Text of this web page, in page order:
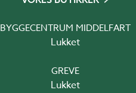
BYGGECENTRUM MIDDELFART
Lukket
GREVE
Lukket